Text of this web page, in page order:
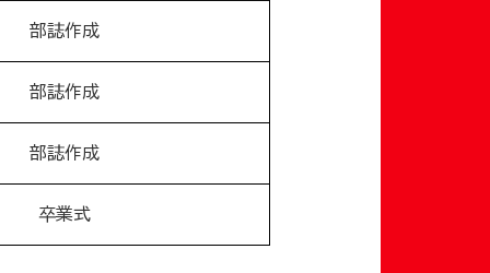
部誌作成
部誌作成
部誌作成
卒業式